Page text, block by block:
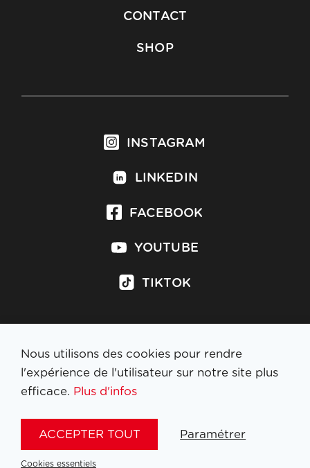
CONTACT
SHOP
INSTAGRAM
LINKEDIN
FACEBOOK
YOUTUBE
TIKTOK
S'inscrire à la newsletter
Nous utilisons des cookies pour rendre
l'expérience de l'utilisateur sur notre site plus
efficace. Plus d'infos
ACCEPTER TOUT Paramétrer
Cookies essentiels